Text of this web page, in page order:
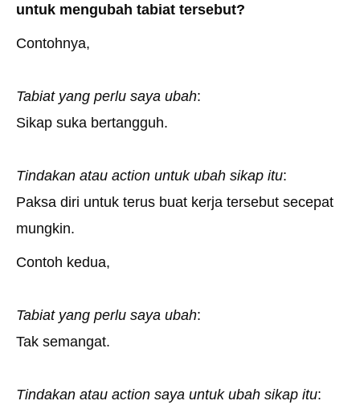
untuk mengubah tabiat tersebut?
Contohnya,
Tabiat yang perlu saya ubah:
Sikap suka bertangguh.
Tindakan atau action untuk ubah sikap itu:
Paksa diri untuk terus buat kerja tersebut secepat
mungkin.
Contoh kedua,
Tabiat yang perlu saya ubah:
Tak semangat.
Tindakan atau action saya untuk ubah sikap itu: